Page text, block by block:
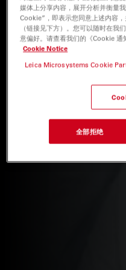
媒体上分享内容，展开分析并衡量
Cookie”，即表示您同意上述内容
（链接见下方）。您可以随时在我
意偏好。请查看我们的《Cookie 通
Cookie Notice
Leica Microsystems Cookie
全部拒绝